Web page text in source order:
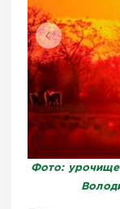
Фото: урочище